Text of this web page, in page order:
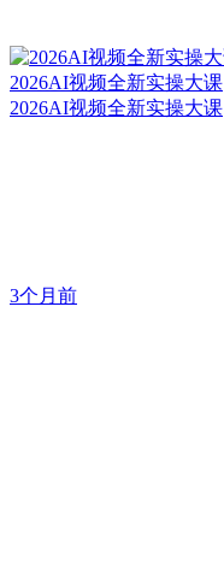
2026AI视频全新实操大课
2026AI视频全新实操大课
3个月前